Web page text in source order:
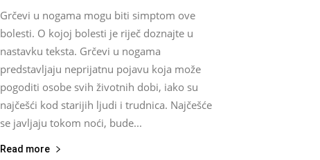
Grčevi u nogama mogu biti simptom ove
bolesti. O kojoj bolesti je riječ doznajte u
nastavku teksta. Grčevi u nogama
predstavljaju neprijatnu pojavu koja može
pogoditi osobe svih životnih dobi, iako su
najčešći kod starijih ljudi i trudnica. Najčešće
se javljaju tokom noći, bude...
Read more